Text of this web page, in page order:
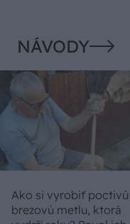
NÁVODY
Ako si vyrobiť poctivú
brezovú metlu, ktorá